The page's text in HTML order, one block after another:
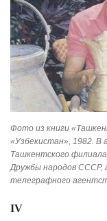
Фото из книги
«Узбекистан», 1982.
Ташкентского
Дружбы народов СССР,
телеграфного
IV